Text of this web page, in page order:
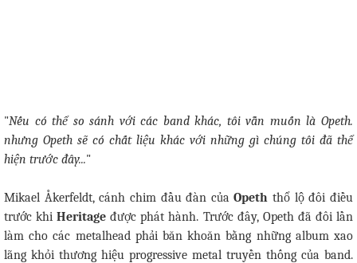
"Nếu có thể so sánh với các band khác, tôi vẫn muốn là Opeth.
nhưng Opeth sẽ có chất liệu khác với những gì chúng tôi đã thể
hiện trước đây..."
Mikael Åkerfeldt, cánh chim đầu đàn củaOpeth thổ lộ đôi điều
trước khiHeritage được phát hành. Trước đây, Opeth đã đôi lần
làm cho các metalhead phải băn khoăn bằng những album xao
lãng khỏi thương hiệu progressive metal truyền thống của band.